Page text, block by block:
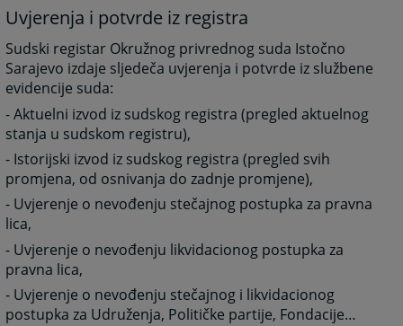
Uvjerenja i potvrde iz registra
Sudski registar Okružnog privrednog suda Istočno
Sarajevo izdaje sljedeča uvjerenja i potvrde iz službene
evidencije suda:
- Aktuelni izvod iz sudskog registra (pregled aktuelnog
stanja u sudskom registru),
- Istorijski izvod iz sudskog registra (pregled svih
promjena, od osnivanja do zadnje promjene),
- Uvjerenje o nevođenju stečajnog postupka za pravna
lica,
- Uvjerenje o nevođenju likvidacionog postupka za
pravna lica,
- Uvjerenje o nevođenju stečajnog i likvidacionog
postupka za Udruženja, Političke partije, Fondacije…